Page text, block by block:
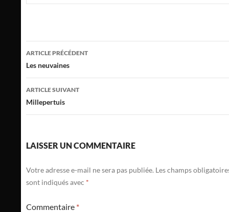
Navigation
des
articles
ARTICLE PRÉCÉDENT
Les neuvaines
ARTICLE SUIVANT
Millepertuis
LAISSER UN COMMENTAIRE
Votre adresse e-mail ne sera pas publiée. Les champs
sont indiqués avec *
Commentaire *